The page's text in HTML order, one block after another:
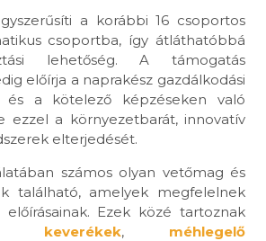
a korábbi 16 csoportos
csoportba, így átláthatóbbá
lehetőség. A támogatás
előírja a naprakész gazdálkodási
és a kötelező képzéseken való
ezzel a környezetbarát, innovatív
elterjedését.
számos olyan vetőmag és
található, amelyek megfelelnek
Ezek közé tartoznak
keverékek, méhlegelő